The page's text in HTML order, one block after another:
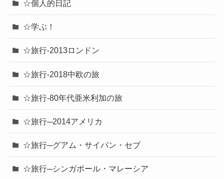
☆個人的日記
☆学ぶ！
☆旅行-2013ロンドン
☆旅行-2018中欧の旅
☆旅行-80年代亜米利加の旅
☆旅行─2014アメリカ
☆旅行─グアム・サイパン・セブ
☆旅行─シンガポール・マレーシア